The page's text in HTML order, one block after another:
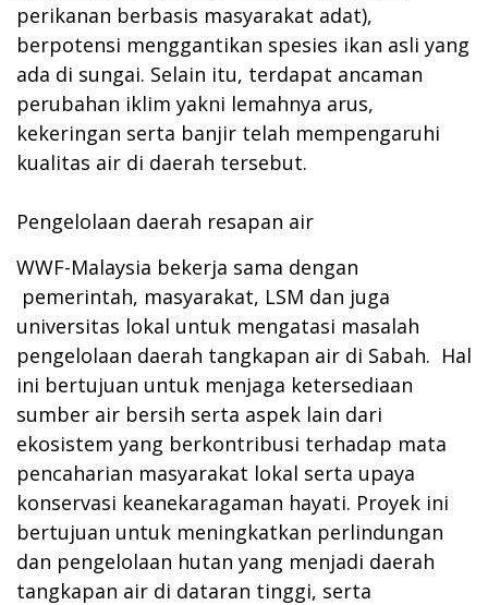
perikanan berbasis masyarakat adat),
berpotensi menggantikan spesies ikan asli yang
ada di sungai. Selain itu, terdapat ancaman
perubahan iklim yakni lemahnya arus,
kekeringan serta banjir telah mempengaruhi
kualitas air di daerah tersebut.
Pengelolaan daerah resapan air
WWF-Malaysia bekerja sama dengan
pemerintah, masyarakat, LSM dan juga
universitas lokal untuk mengatasi masalah
pengelolaan daerah tangkapan air di Sabah. Hal
ini bertujuan untuk menjaga ketersediaan
sumber air bersih serta aspek lain dari
ekosistem yang berkontribusi terhadap mata
pencaharian masyarakat lokal serta upaya
konservasi keanekaragaman hayati. Proyek ini
bertujuan untuk meningkatkan perlindungan
dan pengelolaan hutan yang menjadi daerah
tangkapan air di dataran tinggi, serta